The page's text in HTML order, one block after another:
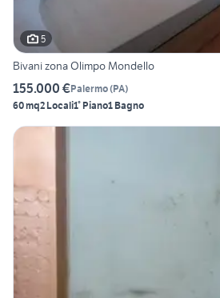
5
Bivani zona Olimpo Mondello
155.000 €Palermo(PA)
60 mq2 Locali1° Piano1 Bagno